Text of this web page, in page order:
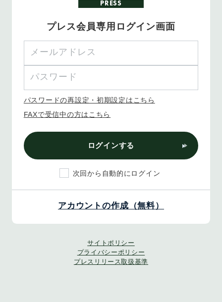
PRESS
プレス会員専用ログイン画面
パスワードの再設定・初期設定はこちら
FAXで受信中の方はこちら
ログインする
次回から自動的にログイン
アカウントの作成（無料）
サイトポリシー
プライバシーポリシー
プレスリリース取扱基準